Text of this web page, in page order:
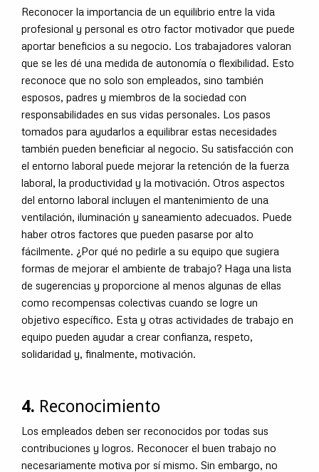
Reconocer la importancia de un equilibrio entre la vida
profesional y personal es otro factor motivador que puede
aportar beneficios a su negocio. Los trabajadores valoran
que se les dé una medida de autonomía o flexibilidad. Esto
reconoce que no solo son empleados, sino también
esposos, padres y miembros de la sociedad con
responsabilidades en sus vidas personales. Los pasos
tomados para ayudarlos a equilibrar estas necesidades
también pueden beneficiar al negocio. Su satisfacción con
el entorno laboral puede mejorar la retención de la fuerza
laboral, la productividad y la motivación. Otros aspectos
del entorno laboral incluyen el mantenimiento de una
ventilación, iluminación y saneamiento adecuados. Puede
haber otros factores que pueden pasarse por alto
fácilmente. ¿Por qué no pedirle a su equipo que sugiera
formas de mejorar el ambiente de trabajo? Haga una lista
de sugerencias y proporcione al menos algunas de ellas
como recompensas colectivas cuando se logre un
objetivo específico. Esta y otras actividades de trabajo en
equipo pueden ayudar a crear confianza, respeto,
solidaridad y, finalmente, motivación.
4. Reconocimiento
Los empleados deben ser reconocidos por todas sus
contribuciones y logros. Reconocer el buen trabajo no
necesariamente motiva por sí mismo. Sin embargo, no